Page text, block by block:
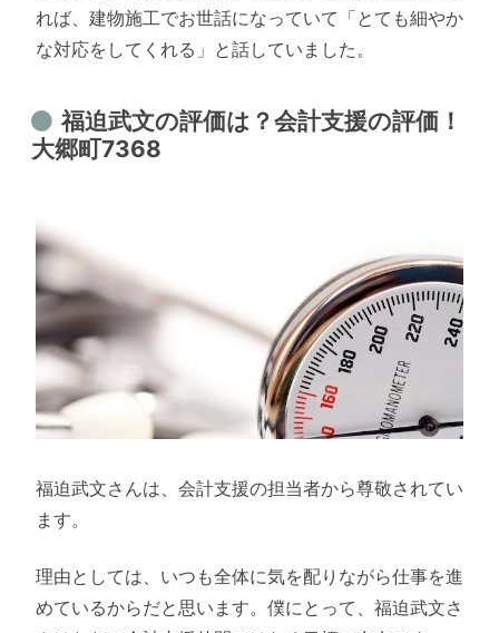
れば、建物施工でお世話になっていて「とても細やか
な対応をしてくれる」と話していました。
福迫武文の評価は？会計支援の評価！
大郷町7368
福迫武文さんは、会計支援の担当者から尊敬されてい
ます。
理由としては、いつも全体に気を配りながら仕事を進
めているからだと思います。僕にとって、福迫武文さ